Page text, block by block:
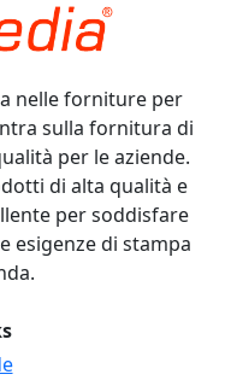
nelle forniture per
sulla fornitura di
per le aziende.
di alta qualità e
per soddisfare
esigenze di stampa